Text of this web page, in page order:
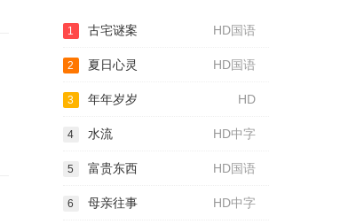
HD国语
1 古宅谜案
HD国语
2 夏日心灵
HD
3 年年岁岁
HD中字
4 水流
HD国语
5 富贵东西
HD中字
6 母亲往事